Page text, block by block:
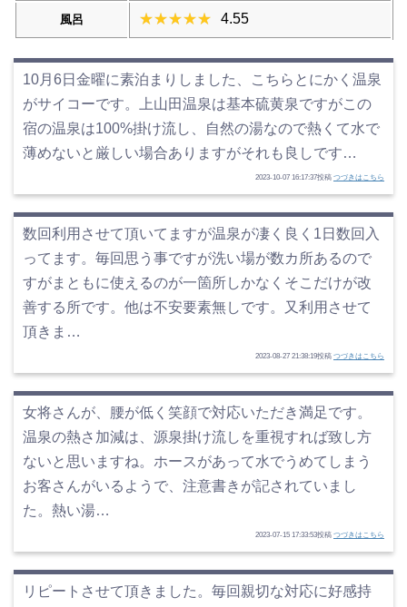
風呂 4.55
10月6日金曜に素泊まりしました、こちらとにかく温泉
がサイコーです。上山田温泉は基本硫黄泉ですがこの
宿の温泉は100%掛け流し、自然の湯なので熱くて水で
薄めないと厳しい場合ありますがそれも良しです…
2023-10-07 16:17:37投稿 つづきはこちら
数回利用させて頂いてますが温泉が凄く良く1日数回入
ってます。毎回思う事ですが洗い場が数カ所あるので
すがまともに使えるのが一箇所しかなくそこだけが改
善する所です。他は不安要素無しです。又利用させて
頂きま…
2023-08-27 21:38:19投稿 つづきはこちら
女将さんが、腰が低く笑顔で対応いただき満足です。
温泉の熱さ加減は、源泉掛け流しを重視すれば致し方
ないと思いますね。ホースがあって水でうめてしまう
お客さんがいるようで、注意書きが記されていまし
た。熱い湯…
2023-07-15 17:33:53投稿 つづきはこちら
リピートさせて頂きました。毎回親切な対応に好感持